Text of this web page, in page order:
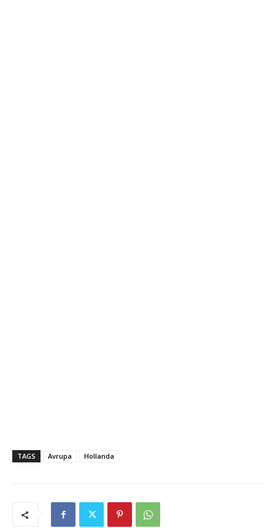
TAGS Avrupa Hollanda